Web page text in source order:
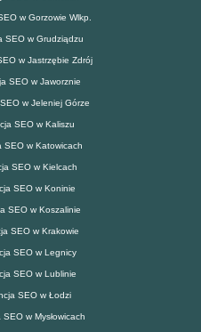
w Gorzowie Wlkp.
SEO w Grudziądzu
w Jastrzębie Zdrój
SEO w Jaworznie
w Jeleniej Górze
SEO w Kaliszu
SEO w Katowicach
SEO w Kielcach
SEO w Koninie
SEO w Koszalinie
SEO w Krakowie
SEO w Legnicy
SEO w Lublinie
SEO w Łodzi
w Mysłowicach